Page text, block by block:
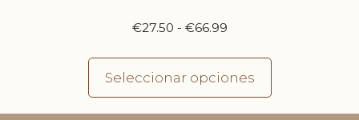
€27.50 - €66.99
Seleccionar opciones